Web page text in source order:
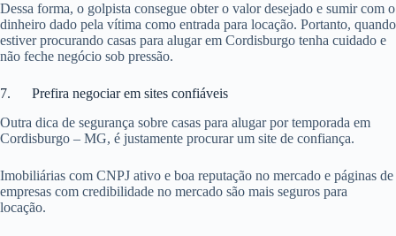
Dessa forma, o golpista consegue obter o valor desejado e sumir com o
dinheiro dado pela vítima como entrada para locação. Portanto, quando
estiver procurando casas para alugar em Cordisburgo tenha cuidado e
não feche negócio sob pressão.
7. Prefira negociar em sites confiáveis
Outra dica de segurança sobre casas para alugar por temporada em
Cordisburgo – MG, é justamente procurar um site de confiança.
Imobiliárias com CNPJ ativo e boa reputação no mercado e páginas de
empresas com credibilidade no mercado são mais seguros para
locação.